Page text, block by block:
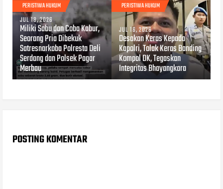
PERISTIWA HUKUM
JUL 18, 2026
Miliki Sabu dan Coba Kabur,
Seorang Pria Dibekuk
Satresnarkoba Polresta Deli
Serdang dan Polsek Pagar
Merbau
PERISTIWA HUKUM
JUL 16, 2026
Desakan Keras Kepada
Kapolri, Tolak Keras Banding
Kompol DK, Tegaskan
Integritas Bhayangkara
POSTING KOMENTAR